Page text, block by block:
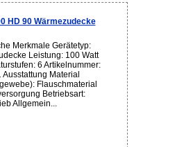
HD 90 Wärmezudecke
Merkmale Gerätetyp:
Leistung: 100 Watt
6 Artikelnummer:
Material
Flauschmaterial
Betriebsart:
Allgemein...